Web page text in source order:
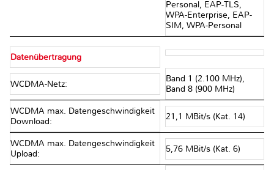
Personal, EAP-TLS,
WPA-Enterprise, EAP-
SIM, WPA-Personal
Datenübertragung
WCDMA-Netz:
Band 1 (2.100 MHz),
Band 8 (900 MHz)
WCDMA max. Datengeschwindigkeit
Download:
21,1 MBit/s (Kat. 14)
WCDMA max. Datengeschwindigkeit
Upload:
5,76 MBit/s (Kat. 6)